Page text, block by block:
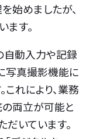
始めましたが、
す。
自動入力や記録
写真撮影機能に
れにより、業務
両立が可能と
だいています。